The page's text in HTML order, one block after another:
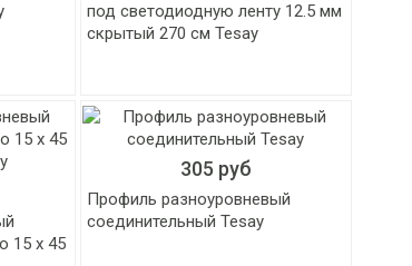
под светодиодную ленту 12.5 мм
скрытый 270 см Tesay
15 х 45
305 руб
Профиль разноуровневый
соединительный Tesay